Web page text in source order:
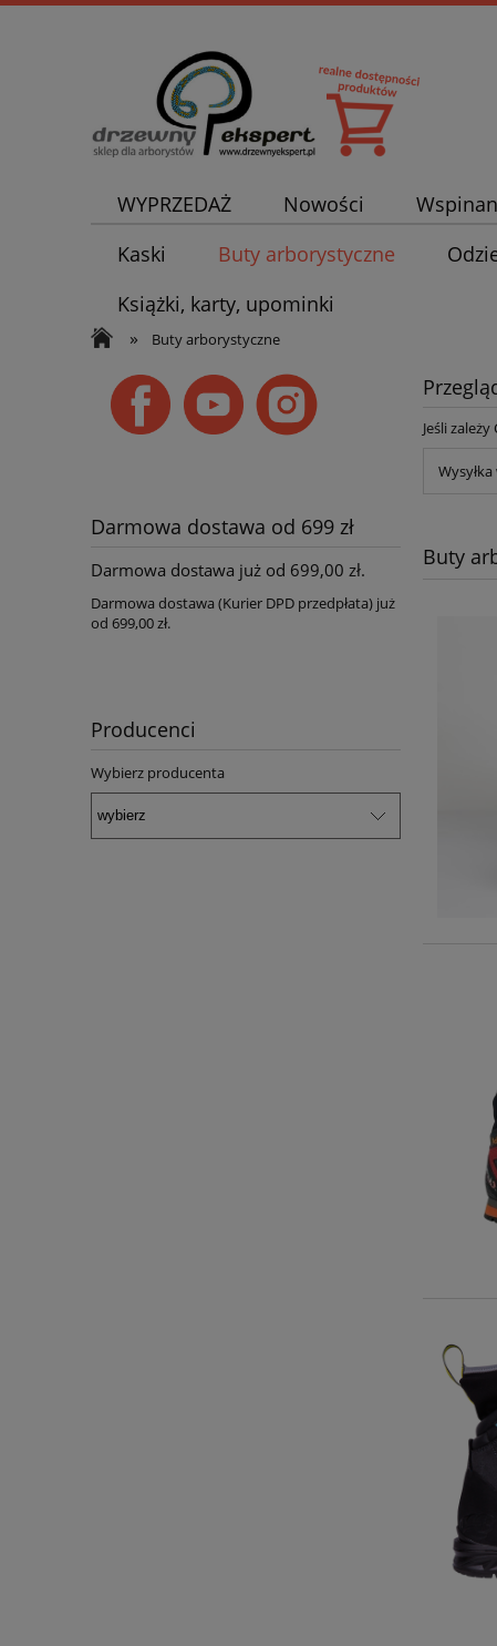
WYPRZEDAŻ Nowości
Kaski
Buty arborystyczne
Książki, karty, upominki
» Buty arborystyczne
Darmowa dostawa od 699 zł
Darmowa dostawa już od 699,00 zł.
Darmowa dostawa (Kurier DPD przedpłata) już
od 699,00 zł.
Producenci
Wybierz producenta
Jeśli
Buty